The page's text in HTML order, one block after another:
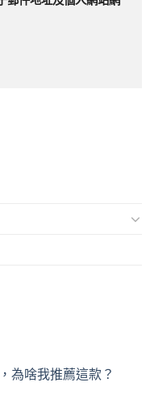
為啥我推薦這款？